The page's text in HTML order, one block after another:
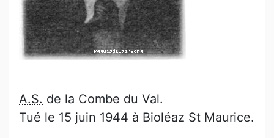
A.S. de la Combe du Val.
Tué le 15 juin 1944 à Bioléaz St Maurice.